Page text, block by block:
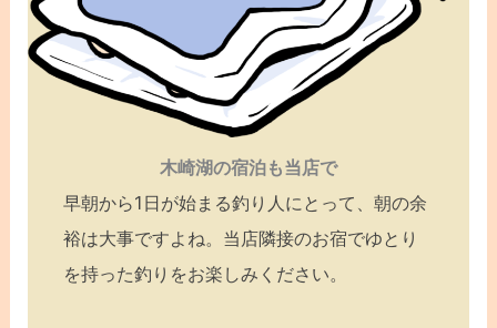
木崎湖の宿泊も当店で
早朝から1日が始まる釣り人にとって、朝の余
裕は大事ですよね。当店隣接のお宿でゆとり
を持った釣りをお楽しみください。